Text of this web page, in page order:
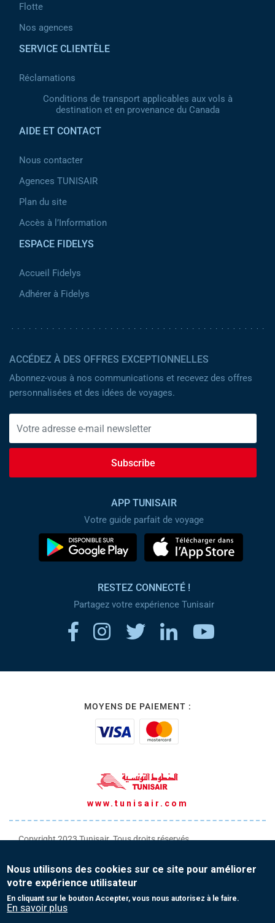
Flotte
Nos agences
SERVICE CLIENTÈLE
Réclamations
Conditions de transport applicables aux vols à
destination et en provenance du Canada
AIDE ET CONTACT
Nous contacter
Agences TUNISAIR
Plan du site
Accès à l’Information
ESPACE FIDELYS
Accueil Fidelys
Adhérer à Fidelys
ACCÉDEZ À DES OFFRES EXCEPTIONNELLES
Abonnez-vous à nos communications et recevez des offres
personnalisées et des idées de voyages.
Subscribe
APP TUNISAIR
Votre guide parfait de voyage
RESTEZ CONNECTÉ !
Partagez votre expérience Tunisair
MOYENS DE PAIEMENT :
www.tunisair.com
Copyright 2023 Tunisair. Tous droits réservés
Conditions générales de Vente
Protection de vos données personnelles
Nous utilisons des cookies sur ce site pour améliorer
votre expérience utilisateur
En cliquant sur le bouton Accepter, vous nous autorisez à le faire.
En savoir plus